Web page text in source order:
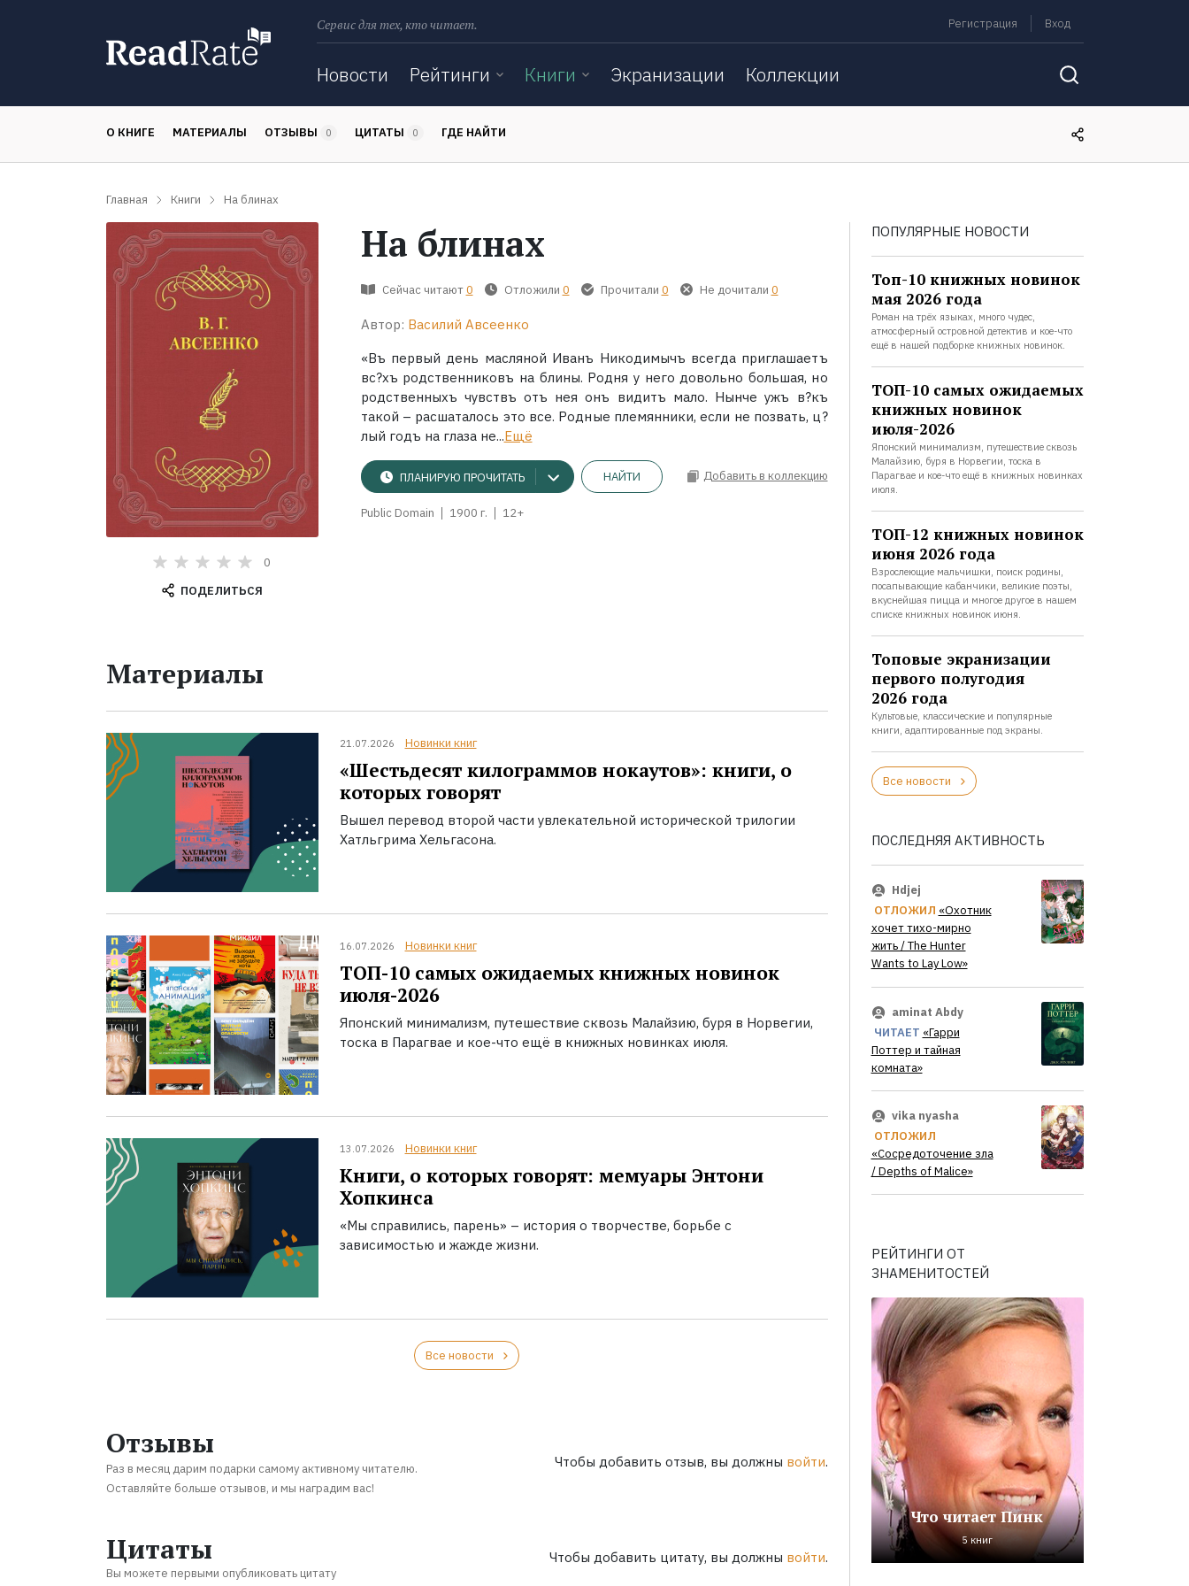
Сервис для тех, кто читает. Регистрация Вход
Новости Рейтинги Книги Экранизации Коллекции
О КНИГЕ МАТЕРИАЛЫ ОТЗЫВЫ 0 ЦИТАТЫ 0 ГДЕ НАЙТИ
Главная Книги На блинах
0
ПОДЕЛИТЬСЯ
На блинах
Сейчас читают 0 Отложили 0 Прочитали 0 Не дочитали 0
Автор: Василий Авсеенко
«Въ первый день масляной Иванъ Никодимычъ всегда приглашаетъ
вс?хъ родственниковъ на блины. Родня у него довольно большая, но
родственныхъ чувствъ отъ нея онъ видитъ мало. Нынче ужъ в?къ
такой – расшаталось это все. Родные племянники, если не позвать, ц?
лый годъ на глаза не...Ещё
ПЛАНИРУЮ ПРОЧИТАТЬ НАЙТИ Добавить в коллекцию
Public Domain 1900 г. 12+
Материалы
21.07.2026 Новинки книг
«Шестьдесят килограммов нокаутов»: книги, о
которых говорят
Вышел перевод второй части увлекательной исторической трилогии
Хатльгрима Хельгасона.
16.07.2026 Новинки книг
ТОП-10 самых ожидаемых книжных новинок
июля-2026
Японский минимализм, путешествие сквозь Малайзию, буря в Норвегии,
тоска в Парагвае и кое-что ещё в книжных новинках июля.
13.07.2026 Новинки книг
Книги, о которых говорят: мемуары Энтони
Хопкинса
«Мы справились, парень» – история о творчестве, борьбе с
зависимостью и жажде жизни.
Все новости
Отзывы
Раз в месяц дарим подарки самому активному читателю.
Оставляйте больше отзывов, и мы наградим вас!
Чтобы добавить отзыв, вы должны войти.
Цитаты
Вы можете первыми опубликовать цитату
Чтобы добавить цитату, вы должны войти.
ПОПУЛЯРНЫЕ НОВОСТИ
Топ-10 книжных новинок
мая 2026 года
Роман на трёх языках, много чудес,
атмосферный островной детектив и кое-что
ещё в нашей подборке книжных новинок.
ТОП-10 самых ожидаемых
книжных новинок
июля-2026
Японский минимализм, путешествие сквозь
Малайзию, буря в Норвегии, тоска в
Парагвае и кое-что ещё в книжных новинках
июля.
ТОП-12 книжных новинок
июня 2026 года
Взрослеющие мальчишки, поиск родины,
посапывающие кабанчики, великие поэты,
вкуснейшая пицца и многое другое в нашем
списке книжных новинок июня.
Топовые экранизации
первого полугодия
2026 года
Культовые, классические и популярные
книги, адаптированные под экраны.
Все новости
ПОСЛЕДНЯЯ АКТИВНОСТЬ
Hdjej
ОТЛОЖИЛ «Охотник
хочет тихо-мирно
жить / The Hunter
Wants to Lay Low»
aminat Abdy
ЧИТАЕТ «Гарри
Поттер и тайная
комната»
vika nyasha
ОТЛОЖИЛ
«Сосредоточение зла
/ Depths of Malice»
РЕЙТИНГИ ОТ
ЗНАМЕНИТОСТЕЙ
Что читает Пинк
5 книг